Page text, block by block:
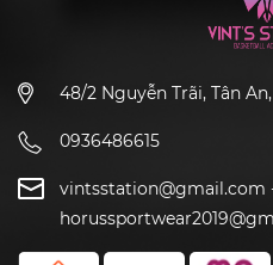
48/2 Nguyễn Trãi, Tân
0936486615
vintsstation@gmail.com